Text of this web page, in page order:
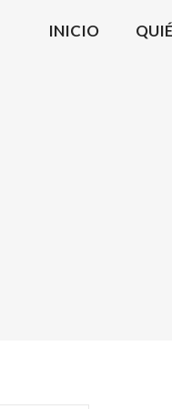
INICIO